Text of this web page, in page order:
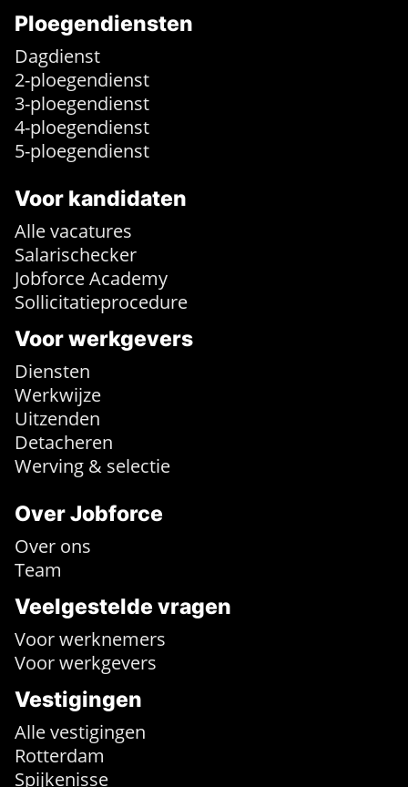
Ploegendiensten
Dagdienst
2-ploegendienst
3-ploegendienst
4-ploegendienst
5-ploegendienst
Voor kandidaten
Alle vacatures
Salarischecker
Jobforce Academy
Sollicitatieprocedure
Voor werkgevers
Diensten
Werkwijze
Uitzenden
Detacheren
Werving & selectie
Over Jobforce
Over ons
Team
Veelgestelde vragen
Voor werknemers
Voor werkgevers
Vestigingen
Alle vestigingen
Rotterdam
Spijkenisse